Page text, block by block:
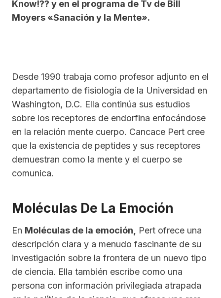
Know!?? y en el programa de Tv de Bill
Moyers «Sanación y la Mente».
Desde 1990 trabaja como profesor adjunto en el
departamento de fisiología de la Universidad en
Washington, D.C. Ella continúa sus estudios
sobre los receptores de endorfina enfocándose
en la relación mente cuerpo. Cancace Pert cree
que la existencia de peptides y sus receptores
demuestran como la mente y el cuerpo se
comunica.
Moléculas De La Emoción
En Moléculas de la emoción,
Pert ofrece una
descripción clara y a menudo fascinante de su
investigación sobre la frontera de un nuevo tipo
de ciencia. Ella también escribe como una
persona con información privilegiada atrapada